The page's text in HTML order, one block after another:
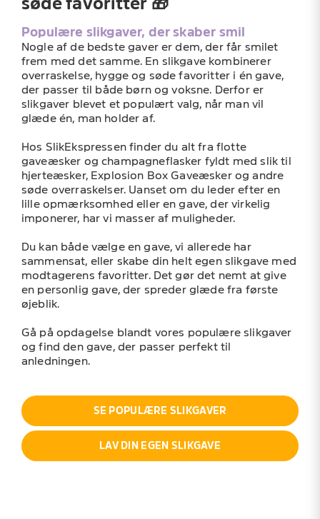
søde favoritter 🎁
Populære slikgaver, der skaber smil
Nogle af de bedste gaver er dem, der får smilet
frem med det samme. En slikgave kombinerer
overraskelse, hygge og søde favoritter i én gave,
der passer til både børn og voksne. Derfor er
slikgaver blevet et populært valg, når man vil
glæde én, man holder af.
Hos SlikEkspressen finder du alt fra flotte
gaveæsker og champagneflasker fyldt med slik til
hjerteæsker, Explosion Box Gaveæsker og andre
søde overraskelser. Uanset om du leder efter en
lille opmærksomhed eller en gave, der virkelig
imponerer, har vi masser af muligheder.
Du kan både vælge en gave, vi allerede har
sammensat, eller skabe din helt egen slikgave med
modtagerens favoritter. Det gør det nemt at give
en personlig gave, der spreder glæde fra første
øjeblik.
Gå på opdagelse blandt vores populære slikgaver
og find den gave, der passer perfekt til
anledningen.
SE POPULÆRE SLIKGAVER
LAV DIN EGEN SLIKGAVE